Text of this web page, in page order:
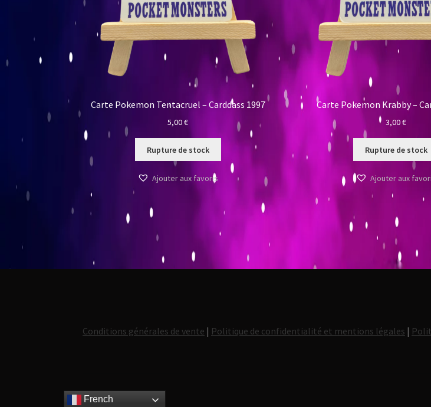
Carte Pokemon Tentacruel – Carddass 1997
5,00€
Rupture de stock
Ajouter aux favoris
Carte Pokemon Krabby –
3,00€
Rupture de stock
Ajouter aux
Conditions générales de vente | Politique de confidentialité et mentions légales |
French